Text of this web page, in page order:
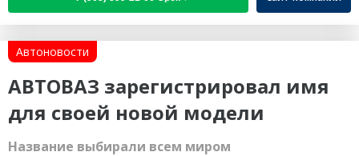
Автоновости
АВТОВАЗ зарегистрировал имя
для своей новой модели
Название выбирали всем миром